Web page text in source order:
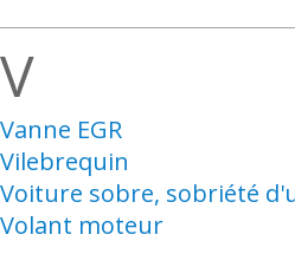
V
Vanne EGR
Vilebrequin
Voiture sobre, sobriété
Volant moteur